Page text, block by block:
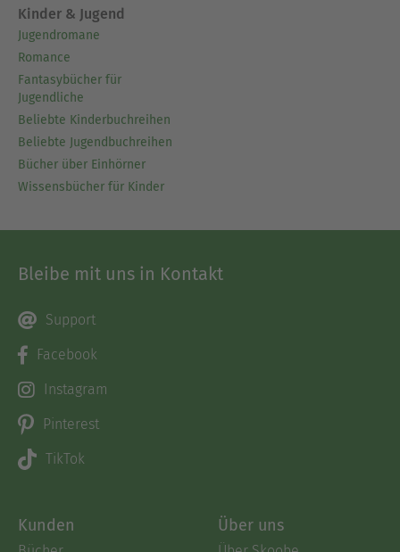
Kinder & Jugend
Jugendromane
Romance
Fantasybücher für
Jugendliche
Beliebte Kinderbuchreihen
Beliebte Jugendbuchreihen
Bücher über Einhörner
Wissensbücher für Kinder
Bleibe mit uns in Kontakt
Support
Facebook
Instagram
Pinterest
TikTok
Kunden Über uns